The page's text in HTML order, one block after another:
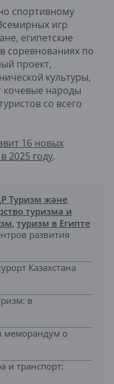
спортивному
игр
египетские
соревнованиях по
проект,
культуры,
кочевые народы
со всего
16 новых
2025 году.
Туризм және
туризма и
, туризм в Египте
развития
Казахстана
в
меморандум о
и транспорт: